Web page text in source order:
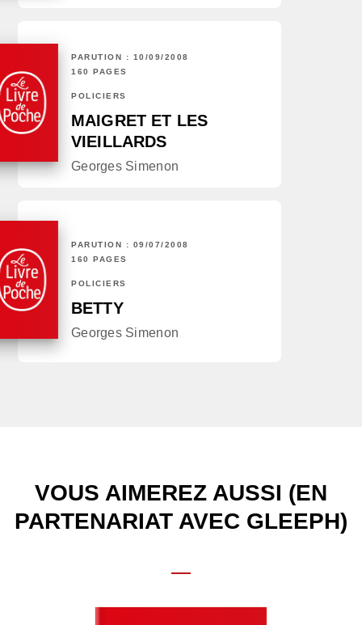
PARUTION : 10/09/2008
160 PAGES
POLICIERS
MAIGRET ET LES
VIEILLARDS
Georges Simenon
PARUTION : 09/07/2008
160 PAGES
POLICIERS
BETTY
Georges Simenon
VOUS AIMEREZ AUSSI (EN
PARTENARIAT AVEC GLEEPH)